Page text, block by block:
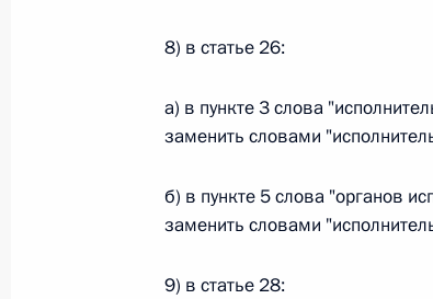
26 июля 2026 года
Федеральный закон от
26 июля 2026 года
8) в статье 26:
а) в пункте 3 слова
заменить словами
б) в пункте 5 слова "органов
заменить словами
9) в статье 28: